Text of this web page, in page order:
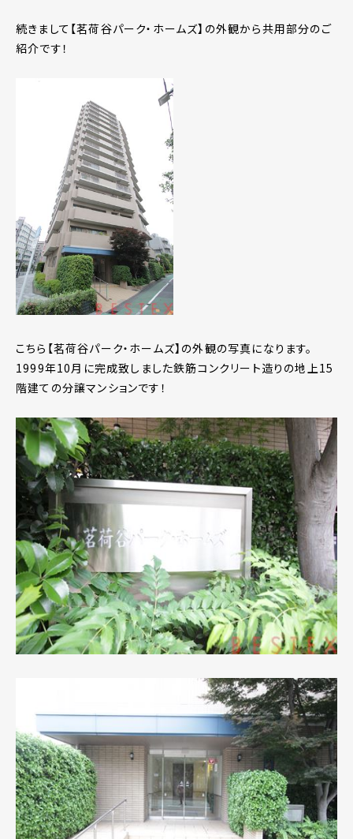
続きまして【茗荷谷パーク・ホームズ】の外観から共用部分のご
紹介です！
こちら【茗荷谷パーク・ホームズ】の外観の写真になります。
1999年10月に完成致しました鉄筋コンクリート造りの地上15
階建ての分譲マンションです！